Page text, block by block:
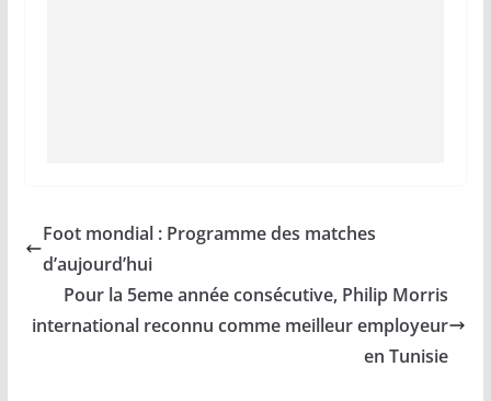
Foot mondial : Programme des matches
d’aujourd’hui
Pour la 5eme année consécutive, Philip Morris
international reconnu comme meilleur employeur
en Tunisie